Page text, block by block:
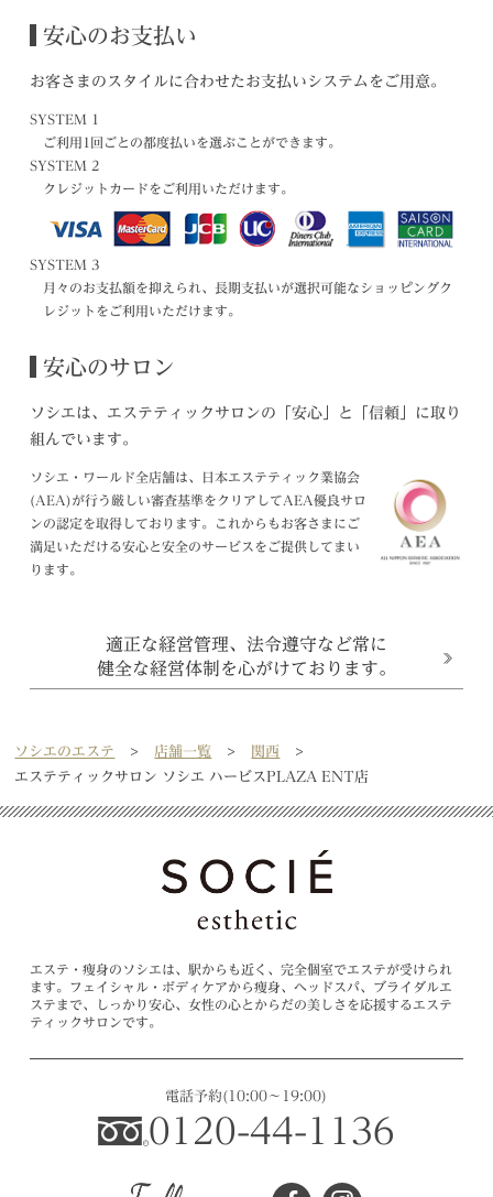
安心のお支払い
お客さまのスタイルに合わせたお支払いシステムをご用意。
SYSTEM 1
ご利用1回ごとの都度払いを選ぶことができます。
SYSTEM 2
クレジットカードをご利用いただけます。
SYSTEM 3
月々のお支払額を抑えられ、長期支払いが選択可能なショッピングク
レジットをご利用いただけます。
安心のサロン
ソシエは、エステティックサロンの「安心」と「信頼」に取り
組んでいます。
ソシエ・ワールド全店舗は、日本エステティック業協会
(AEA)が行う厳しい審査基準をクリアしてAEA優良サロ
ンの認定を取得しております。これからもお客さまにご
満足いただける安心と安全のサービスをご提供してまい
ります。
適正な経営管理、法令遵守など常に
健全な経営体制を心がけております。
ソシエのエステ 店舗一覧
関西
エステティックサロン ソシエ ハービスPLAZA ENT店
エステ・痩身のソシエは、駅からも近く、完全個室でエステが受けられ
ます。フェイシャル・ボディケアから痩身、ヘッドスパ、ブライダルエ
ステまで、しっかり安心、女性の心とからだの美しさを応援するエステ
ティックサロンです。
電話予約(10:00～19:00)
0120-44-1136